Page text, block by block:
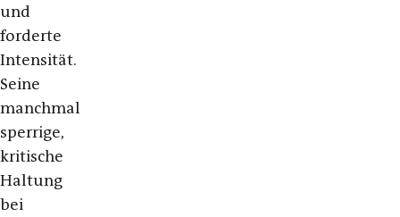
und
forderte
Intensität.
Seine
manchmal
sperrige,
kritische
Haltung
bei